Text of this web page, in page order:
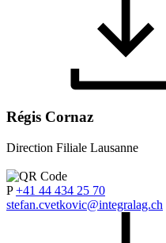
Régis Cornaz
Direction Filiale Lausanne
P +41 44 434 25 70
stefan.cvetkovic@integralag.ch